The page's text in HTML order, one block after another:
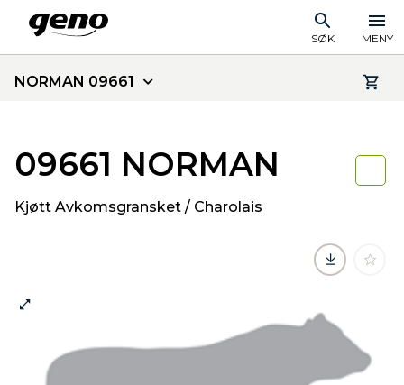
SØK MENY
NORMAN 09661
09661 NORMAN
Kjøtt Avkomsgransket / Charolais